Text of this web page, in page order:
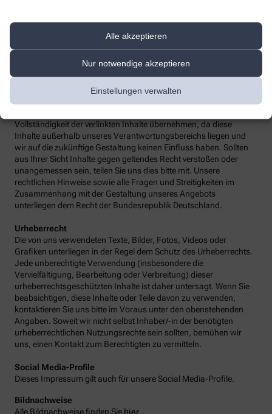
Alle akzeptieren
Nur notwendige akzeptieren
Einstellungen verwalten
Wir sind weder verpflichtet noch bereit, an einem
Streitbeilegungsverfahren vor einer Verbraucherschlichtungsstelle
Wir sind für unsere Inhalte verantwortlich. Alle Inhalte werden mit
der gebotenen Sorgfalt und nach bestem Wissen erstellt. Soweit
Vollständigkeit der verlinkten Inhalte übernehmen, da diese
Inhalte außerhalb unseres Verantwortungsbereichs liegen und
wir auf die zukünftige Gestaltung keinen Einfluss haben. Sollten
aus Ihrer Sicht Inhalte gegen geltendes Recht verstoßen oder
unangemessen sein, teilen Sie uns dies bitte mit. Unsere
rechtlichen Hinweise sowie alle Fragen und Streitigkeiten im
Zusammenhang mit der Gestaltung unseres Angebots
unterliegen dem Recht der Bundesrepublik Deutschland.
Urheberrecht
Die von uns verwendeten Texte, Bilder, Fotos, Videos oder
Grafiken unterliegen in der Regel dem Schutz des Urheberrechts.
Jede unberechtigte Verwendung (insbesondere die
Vervielfältigung, Bearbeitung oder Verbreitung) dieser
urheberrechtsgeschützten Inhalte ist daher untersagt. Wenn Sie
beabsichtigen, diese Inhalte oder Teile davon zu verwenden,
kontaktieren Sie uns bitte im Voraus unter den obenstehenden
Angaben. Soweit wir nicht selbst Inhaber/-in der benötigten
urheberrechtlichen Nutzungsrechte sein sollten, bemühen wir
uns, einen Kontakt zum Berechtigten zu vermitteln.
Social Media-Profile
Dieses Impressum gilt auch für unsere Social Media-Profile.
Bildnachweise
Alle Bildnachweise finden Sie hier